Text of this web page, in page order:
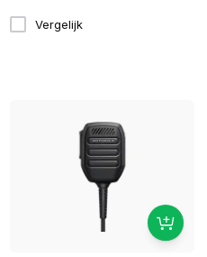
Vergelijk